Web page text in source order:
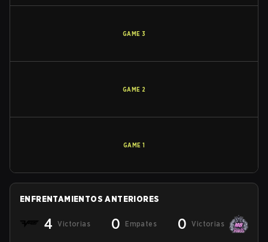
GAME 3
GAME 2
GAME 1
ENFRENTAMIENTOS ANTERIORES
4 Victorias 0 Empates 0 Victorias